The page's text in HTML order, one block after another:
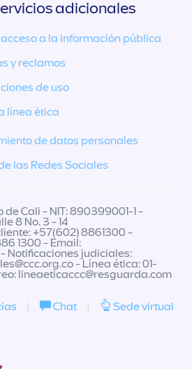
adicionales
a la información pública
y reclamos
de uso
línea ética
de datos personales
las Redes Sociales
Cali - NIT: 890399001-1 -
8 No. 3 - 14
+57(602) 8861300 -
1300 - Email:
- Notificaciones judiciales:
- Línea ética: 01-
lineaeticaccc@resguarda.com
| Chat | Sede virtual